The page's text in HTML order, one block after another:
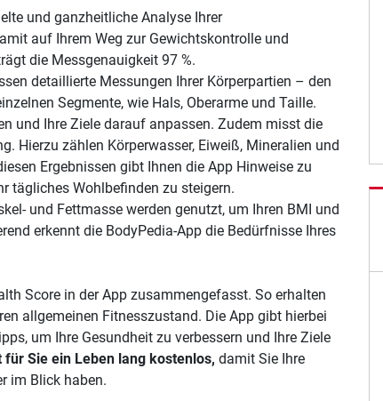
und ganzheitliche Analyse Ihrer
auf Ihrem Weg zur Gewichtskontrolle und
die Messgenauigkeit 97 %.
detaillierte Messungen Ihrer Körperpartien – den
Segmente, wie Hals, Oberarme und Taille.
und Ihre Ziele darauf anpassen. Zudem misst die
Hierzu zählen Körperwasser, Eiweiß, Mineralien und
Ergebnissen gibt Ihnen die App Hinweise zu
tägliches Wohlbefinden zu steigern.
und Fettmasse werden genutzt, um Ihren BMI und
erkennt die BodyPedia-App die Bedürfnisse Ihres
Score in der App zusammengefasst. So erhalten
allgemeinen Fitnesszustand. Die App gibt hierbei
um Ihre Gesundheit zu verbessern und Ihre Ziele
für Sie ein Leben lang kostenlos, damit Sie Ihre
im Blick haben.